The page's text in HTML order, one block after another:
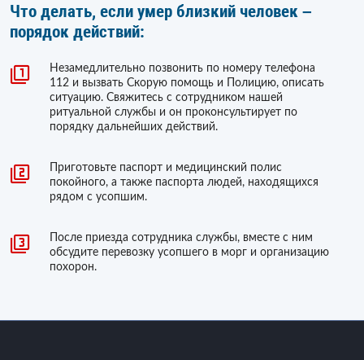
Что делать, если умер близкий человек –
порядок действий:
Незамедлительно позвонить по номеру телефона
112 и вызвать Скорую помощь и Полицию, описать
ситуацию. Свяжитесь с сотрудником нашей
ритуальной службы и он проконсультирует по
порядку дальнейших действий.
Приготовьте паспорт и медицинский полис
покойного, а также паспорта людей, находящихся
рядом с усопшим.
После приезда сотрудника службы, вместе с ним
обсудите перевозку усопшего в морг и организацию
похорон.